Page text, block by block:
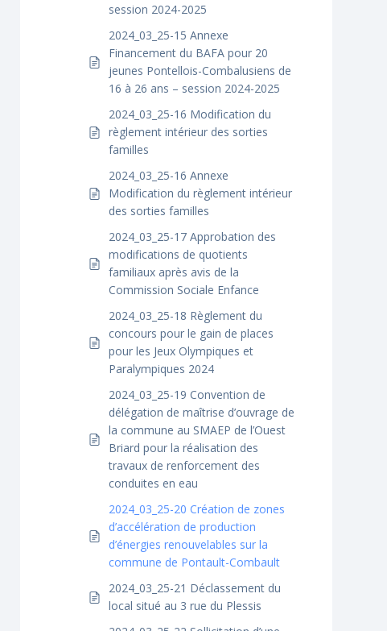
session 2024-2025
2024_03_25-15 Annexe
Financement du BAFA pour 20
jeunes Pontellois-Combalusiens de
16 à 26 ans – session 2024-2025
2024_03_25-16 Modification du
règlement intérieur des sorties
familles
2024_03_25-16 Annexe
Modification du règlement intérieur
des sorties familles
2024_03_25-17 Approbation des
modifications de quotients
familiaux après avis de la
Commission Sociale Enfance
2024_03_25-18 Règlement du
concours pour le gain de places
pour les Jeux Olympiques et
Paralympiques 2024
2024_03_25-19 Convention de
délégation de maîtrise d’ouvrage de
la commune au SMAEP de l’Ouest
Briard pour la réalisation des
travaux de renforcement des
conduites en eau
2024_03_25-20 Création de zones
d’accélération de production
d’énergies renouvelables sur la
commune de Pontault-Combault
2024_03_25-21 Déclassement du
local situé au 3 rue du Plessis